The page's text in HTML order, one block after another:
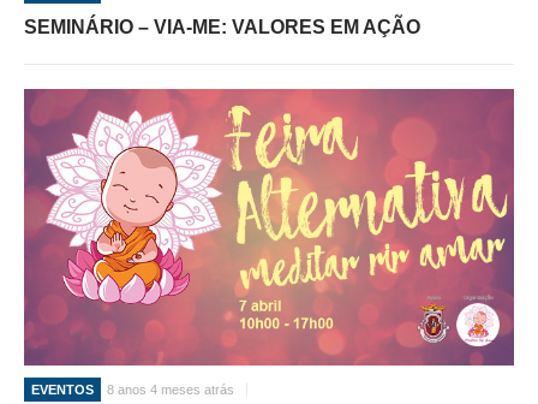
SEMINÁRIO – VIA-ME: VALORES EM AÇÃO
EVENTOS 8 anos 4 meses atrás